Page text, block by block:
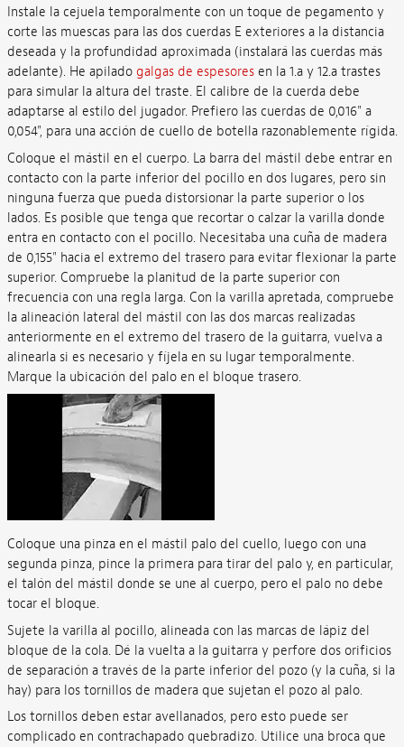
Instale la cejuela temporalmente con un toque de pegamento y
corte las muescas para las dos cuerdas E exteriores a la distancia
deseada y la profundidad aproximada (instalará las cuerdas más
adelante). He apilado galgas de espesores en la 1.a y 12.a trastes
para simular la altura del traste. El calibre de la cuerda debe
adaptarse al estilo del jugador. Prefiero las cuerdas de 0,016" a
0,054", para una acción de cuello de botella razonablemente rígida.
Coloque el mástil en el cuerpo. La barra del mástil debe entrar en
contacto con la parte inferior del pocillo en dos lugares, pero sin
ninguna fuerza que pueda distorsionar la parte superior o los
lados. Es posible que tenga que recortar o calzar la varilla donde
entra en contacto con el pocillo. Necesitaba una cuña de madera
de 0,155" hacia el extremo del trasero para evitar flexionar la parte
superior. Compruebe la planitud de la parte superior con
frecuencia con una regla larga. Con la varilla apretada, compruebe
la alineación lateral del mástil con las dos marcas realizadas
anteriormente en el extremo del trasero de la guitarra, vuelva a
alinearla si es necesario y fíjela en su lugar temporalmente.
Marque la ubicación del palo en el bloque trasero.
Coloque una pinza en el mástil palo del cuello, luego con una
segunda pinza, pince la primera para tirar del palo y, en particular,
el talón del mástil donde se une al cuerpo, pero el palo no debe
tocar el bloque.
Sujete la varilla al pocillo, alineada con las marcas de lápiz del
bloque de la cola. Dé la vuelta a la guitarra y perfore dos orificios
de separación a través de la parte inferior del pozo (y la cuña, si la
hay) para los tornillos de madera que sujetan el pozo al palo.
Los tornillos deben estar avellanados, pero esto puede ser
complicado en contrachapado quebradizo. Utilice una broca que